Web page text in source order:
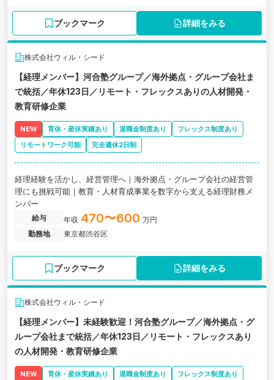
ブックマーク 詳細をみる
株式会社ウィル・シード
【経理メンバー】河合塾グループ／海外拠点・グループ会社ま
で統括／年休123日／リモート・フレックスありの人材開発・
教育研修企業
NEW 育休・産休実績あり 退職金制度あり
フレックス制度あり
リモートワーク可能
完全週休2日制
経理経験を活かし、経営管理へ｜海外拠点・グループ会社の経営管
理にも挑戦可能｜教育・人材育成事業を数字から支える経理財務メ
ンバー
給与 年収 470〜600 万円
勤務地
東京都渋谷区
ブックマーク 詳細をみる
株式会社ウィル・シード
【経理メンバー】未経験歓迎！河合塾グループ／海外拠点・グ
ループ会社まで統括／年休123日／リモート・フレックスあり
の人材開発・教育研修企業
NEW 育休・産休実績あり 退職金制度あり
フレックス制度あり